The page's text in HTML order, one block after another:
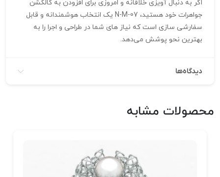
اگر به دنبال آویزی خلاقانه و امروزی برای افزودن به کالکشن
جواهرات خود هستید، N-M-07 یک انتخاب هوشمندانه و قابل
سفارشی‌ سازی است که نیاز های شما در طراحی و اجرا را به
بهترین نحو پوشش می‌دهد.
دیدگاه‌ها
محصولات مشابه